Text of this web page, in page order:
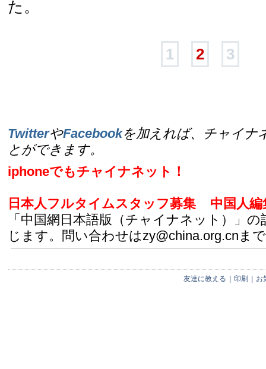
た。
1 2 3
TwitterやFacebookを加えれば、チャイナ
とができます。
iphoneでもチャイナネット！
日本人フルタイムスタッフ募集
中国人
「中国網日本語版（チャイナネット）」
じます。問い合わせはzy@china.org.cnまで
友達に教える 印刷 お